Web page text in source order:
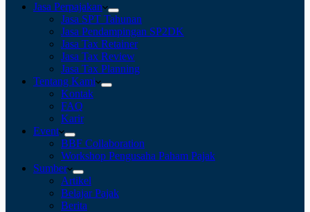
Jasa Perpajakan
Jasa SPT Tahunan
Jasa Pendampingan SP2DK
Jasa Tax Retainer
Jasa Tax Review
Jasa Tax Planning
Tentang Kami
Kontak
FAQ
Karir
Event
BBF Collaboration
Workshop Pengusaha Paham Pajak
Sumber
Artikel
Belajar Pajak
Berita